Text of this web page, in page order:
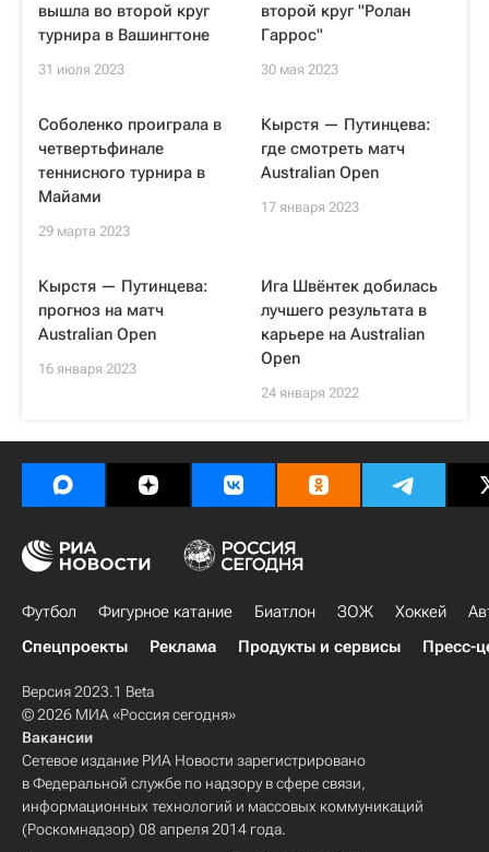
вышла во второй круг
турнира в Вашингтоне
31 июля 2023
второй круг "Ролан
Гаррос"
30 мая 2023
Соболенко проиграла в
четвертьфинале
теннисного турнира в
Майами
29 марта 2023
Кырстя — Путинцева:
где смотреть матч
Australian Open
17 января 2023
Кырстя — Путинцева:
прогноз на матч
Australian Open
16 января 2023
Ига Швёнтек добилась
лучшего результата в
карьере на Australian
Open
24 января 2022
Футбол Фигурное катание Биатлон ЗОЖ Хоккей
Спецпроекты
Реклама Продукты и сервисы Пресс-
Версия 2023.1 Beta
© 2026 МИА «Россия сегодня»
Вакансии
Сетевое издание РИА Новости зарегистрировано
в Федеральной службе по надзору в сфере связи,
информационных технологий и массовых коммуникаций
(Роскомнадзор) 08 апреля 2014 года.